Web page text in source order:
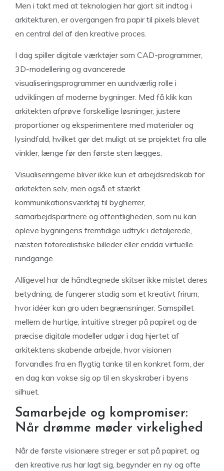
Men i takt med at teknologien har gjort sit indtog i
arkitekturen, er overgangen fra papir til pixels blevet
en central del af den kreative proces.
I dag spiller digitale værktøjer som CAD-programmer,
3D-modellering og avancerede
visualiseringsprogrammer en uundværlig rolle i
udviklingen af moderne bygninger. Med få klik kan
arkitekten afprøve forskellige løsninger, justere
proportioner og eksperimentere med materialer og
lysindfald, hvilket gør det muligt at se projektet fra alle
vinkler, længe før den første sten lægges.
Visualiseringerne bliver ikke kun et arbejdsredskab for
arkitekten selv, men også et stærkt
kommunikationsværktøj til bygherrer,
samarbejdspartnere og offentligheden, som nu kan
opleve bygningens fremtidige udtryk i detaljerede,
næsten fotorealistiske billeder eller endda virtuelle
rundgange.
Alligevel har de håndtegnede skitser ikke mistet deres
betydning; de fungerer stadig som et kreativt frirum,
hvor idéer kan gro uden begrænsninger. Samspillet
mellem de hurtige, intuitive streger på papiret og de
præcise digitale modeller udgør i dag hjertet af
arkitektens skabende arbejde, hvor visionen
forvandles fra en flygtig tanke til en konkret form, der
en dag kan vokse sig op til en skyskraber i byens
silhuet.
Samarbejde og kompromiser:
Når drømme møder virkelighed
Når de første visionære streger er sat på papiret, og
den kreative rus har lagt sig, begynder en ny og ofte